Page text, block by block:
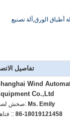
أطباق الورق,آلة تصنيع
تفاصيل
Wind
Co.,Ltd
اتصل Ms. Emily
86-18019121458